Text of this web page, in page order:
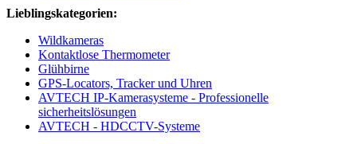
Lieblingskategorien:
Wildkameras
Kontaktlose Thermometer
Glühbirne
GPS-Locators, Tracker und Uhren
AVTECH IP-Kamerasysteme - Professionelle
sicherheitslösungen
AVTECH - HDCCTV-Systeme